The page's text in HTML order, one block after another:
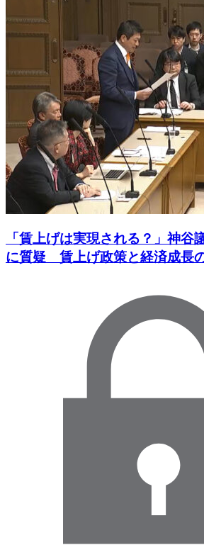
「賃上げは実現される？」神谷
に質疑 賃上げ政策と経済成長